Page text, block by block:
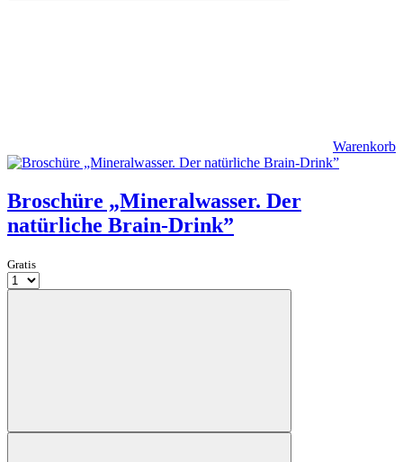
Warenkorb
Broschüre „Mineralwasser. Der
natürliche Brain-Drink”
Gratis